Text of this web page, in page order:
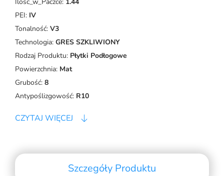
PEI: IV
Tonalność: V3
Technologia: GRES SZKLIWIONY
Rodzaj Produktu: Płytki Podłogowe
Powierzchnia: Mat
Grubość: 8
Antypoślizgowość: R10
CZYTAJ WIĘCEJ
Szczegóły Produktu